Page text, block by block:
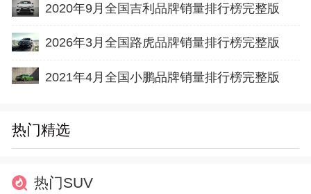
2020年9月全国吉利品牌销量排行榜完整版
2026年3月全国路虎品牌销量排行榜完整版
2021年4月全国小鹏品牌销量排行榜完整版
热门精选
热门SUV